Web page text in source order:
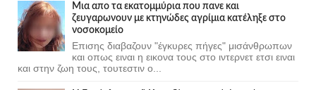
Μια απο τα εκατομμύρια που πανε και
ζευγαρωνουν με κτηνώδες αγρίμια κατέληξε στο
νοσοκομείο
Επισης διαβαζουν "έγκυρες πήγες" μισάνθρωπων
και οπως ειναι η εικονα τους στο ιντερνετ ετσι ειναι
και στην ζωη τους, τουτεστιν ο...